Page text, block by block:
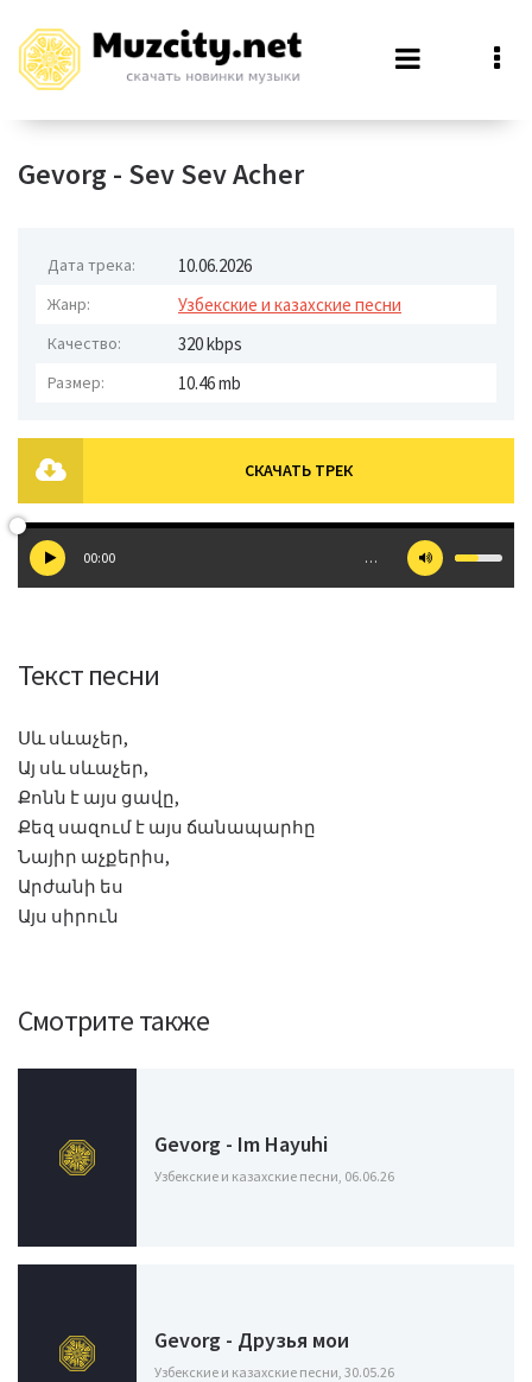
Gevorg - Sev Sev Acher
Дата трека: 10.06.2026
Жанр: Узбекские и казахские песни
Качество: 320 kbps
Размер: 10.46 mb
СКАЧАТЬ ТРЕК
00:00 …
Текст песни
Սև սևաչեր,
Այ սև սևաչեր,
Քոնն է այս ցավը,
Քեզ սազում է այս ճանապարհը
Նայիր աչքերիս,
Արժանի ես
Այս սիրուն
Смотрите также
Gevorg - Im Hayuhi
Узбекские и казахские песни, 06.06.26
Gevorg - Друзья мои
Узбекские и казахские песни, 30.05.26